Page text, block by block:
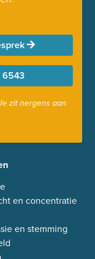
6543
zit nergens aan
en concentratie
en stemming